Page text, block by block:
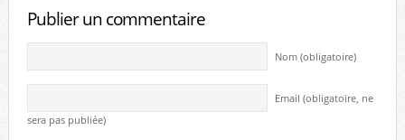
Publier un commentaire
Nom (obligatoire)
Email (obligatoire, ne
sera pas publiée)